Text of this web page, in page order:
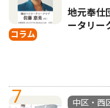
コラム
地元奉
ータリー
7
中区・西